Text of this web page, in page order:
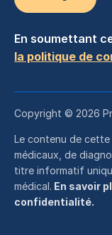
En soumettant
la politique de
Copyright © 2026
Le contenu de
médicaux, de
titre informatif
médical. En savoir
confidentialité.